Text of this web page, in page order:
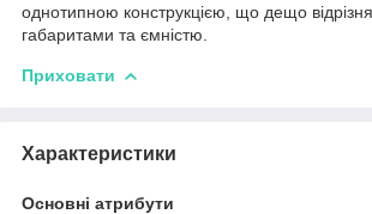
однотипною конструкцією, що дещо
габаритами та ємністю.
Приховати
Характеристики
Основні атрибути